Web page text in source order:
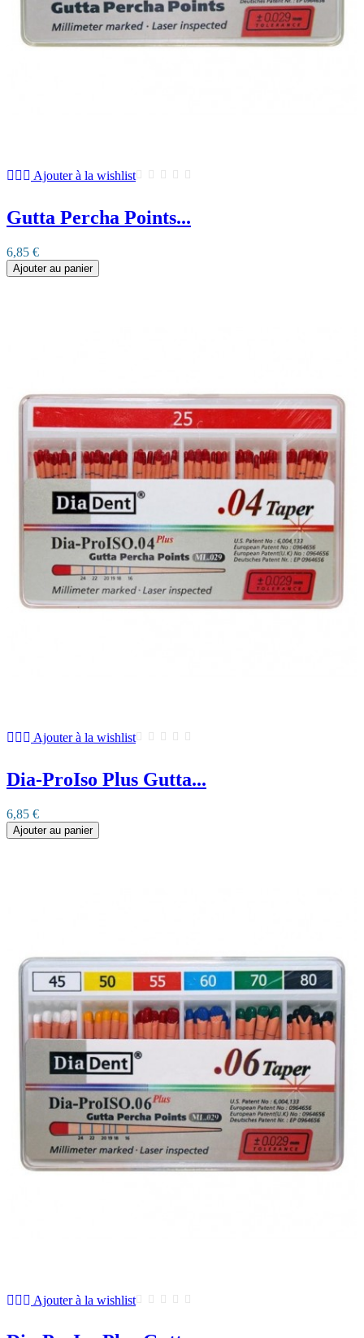
Ajouter à la wishlist
Gutta Percha Points...
6,85 €
Ajouter au panier
Ajouter à la wishlist
Dia-ProIso Plus Gutta...
6,85 €
Ajouter au panier
Ajouter à la wishlist